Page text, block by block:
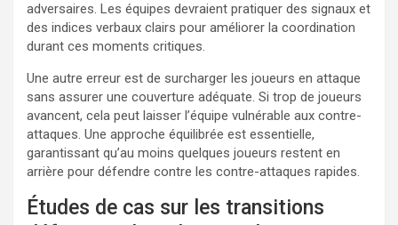
adversaires. Les équipes devraient pratiquer des signaux et
des indices verbaux clairs pour améliorer la coordination
durant ces moments critiques.
Une autre erreur est de surcharger les joueurs en attaque
sans assurer une couverture adéquate. Si trop de joueurs
avancent, cela peut laisser l’équipe vulnérable aux contre-
attaques. Une approche équilibrée est essentielle,
garantissant qu’au moins quelques joueurs restent en
arrière pour défendre contre les contre-attaques rapides.
Études de cas sur les transitions